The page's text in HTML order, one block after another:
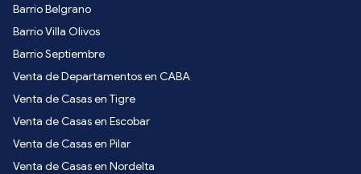
Barrio Belgrano
Barrio Villa Olivos
Barrio Septiembre
Venta de Departamentos en CABA
Venta de Casas en Tigre
Venta de Casas en Escobar
Venta de Casas en Pilar
Venta de Casas en Nordelta